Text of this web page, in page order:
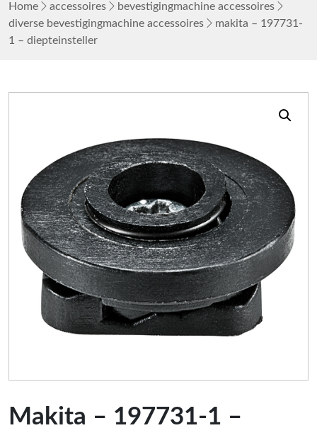
Home accessoires
bevestigingmachine accessoires
diverse bevestigingmachine accessoires
makita – 197731-
1 – diepteinsteller
Makita – 197731-1 –